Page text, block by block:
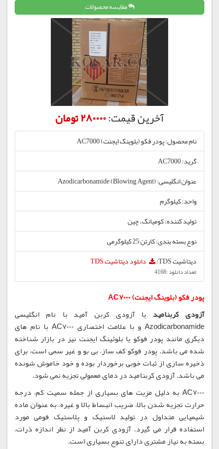
مقایسه محصولات
آخرین قیمت:280000 تومان
نام محصول: پودر فکو (بلوینگ ایجنت) AC7000
گرید: AC7000
عنوان انگلیسی: Azodicarbonamide (Blowing Agent)
واحد: کیلوگرم
تولید کننده: کومیانگ، چین
نوع بسته بندی: کارتن 25 کیلوگرمی
دیتاشیت TDS:
دانلود دیتاشیت TDS
تعداد دانلود :4168
پودر فکو (بلوینگ ایجنت) AC7000
آزودی کربنامید یا آزودی کربن آمید با نام انگلیسی
Azodicarbonamide و با علامت اختصاری AC7000 با نام های
دیگری مانند پودر فوکو یا بلوئینگ ایجنت نیز در بازار شناخته
شده می باشد. پودر فوکو کف ساز، بی بو و غیر سمی است، برای
ذخیره سازی از ثبات خوبی برخوردار بوده و خود خاموش شونده
می باشد. آزودی کربنامید در دمای معمولی تجزیه نمی شود.
AC7000 به دلیل مزیت های بسیاری از جمله سمیت کم، درجه
حرارت تجزیه شدن بالا، ضریب انبساط بالا و غیره، به عنوان ماده
شیمیایی متداول در تولید لاستیک و پلاستیک فومی مورد
استفاده قرار می گیرد. آزودی کربن آمید از نظر اندازه ذرات،
بسته به نیاز مشتری دارای تنوع بسیاری است.